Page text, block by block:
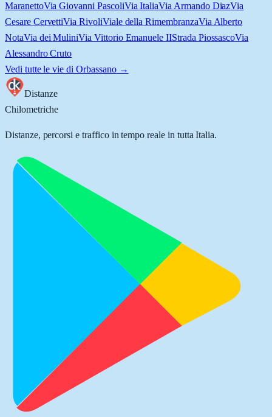
MaranettoVia Giovanni PascoliVia ItaliaVia Armando DiazVia
Cesare CervettiVia RivoliViale della RimembranzaVia Alberto
NotaVia dei MuliniVia Vittorio Emanuele IIStrada PiossascoVia
Alessandro Cruto
Vedi tutte le vie di Orbassano→
Distanze
Chilometriche
Distanze, percorsi e traffico in tempo reale in tutta Italia.